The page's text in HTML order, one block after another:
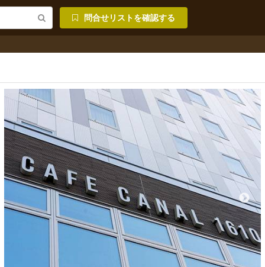
問合せリストを確認する